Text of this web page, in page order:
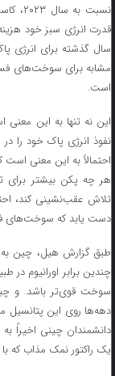
نسبت
سال گذشته برای انرژی
مشابه برای سوخت‌های
است.
این نه تنها به این
نفوذ انرژی پاک خود را
احتمالاً به این معنی است
هر چه پکن بیشتر برای
تلاش عقب‌نشینی کند،
دست یابد که سوخت‌های
طبق گزارش هیل، چین به
سوخت قوی‌تر باشد. و چین
دهه‌ها روی این پتانسیل
دانشمندان چینی اخیراً
یک راکتور نمک مذاب که با